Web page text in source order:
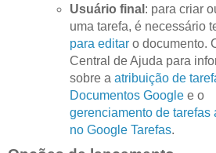
Usuário final : para criar
uma tarefa, é necessário
para editar o documento.
Central de Ajuda para
sobre aatribuição de
Documentos Google e o
gerenciamento de tarefas
no Google Tarefas.